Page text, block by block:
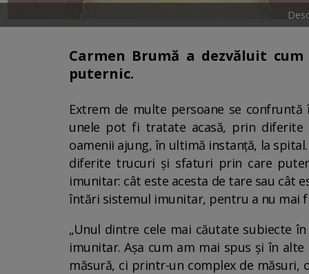
Carmen Brumă a dezvăluit
puternic.
Extrem de multe persoane se
unele pot fi tratate acasă, prin diferite
oamenii ajung, în ultimă instanță, la
diferite trucuri și sfaturi prin care
imunitar: cât este acesta de tare sau cât
întări sistemul imunitar, pentru a nu mai
„Unul dintre cele mai căutate subiecte
imunitar. Așa cum am mai spus și în
măsură, ci printr-un complex de măsuri,